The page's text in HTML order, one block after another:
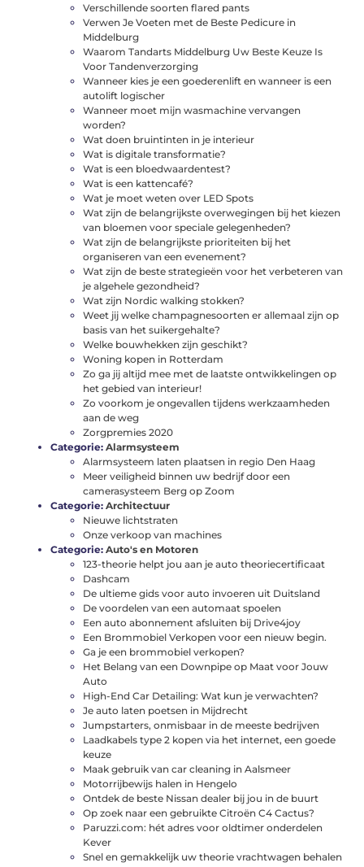
Verschillende soorten flared pants
Verwen Je Voeten met de Beste Pedicure in
Middelburg
Waarom Tandarts Middelburg Uw Beste Keuze Is
Voor Tandenverzorging
Wanneer kies je een goederenlift en wanneer is een
autolift logischer
Wanneer moet mijn wasmachine vervangen
worden?
Wat doen bruintinten in je interieur
Wat is digitale transformatie?
Wat is een bloedwaardentest?
Wat is een kattencafé?
Wat je moet weten over LED Spots
Wat zijn de belangrijkste overwegingen bij het kiezen
van bloemen voor speciale gelegenheden?
Wat zijn de belangrijkste prioriteiten bij het
organiseren van een evenement?
Wat zijn de beste strategieën voor het verbeteren van
je algehele gezondheid?
Wat zijn Nordic walking stokken?
Weet jij welke champagnesoorten er allemaal zijn op
basis van het suikergehalte?
Welke bouwhekken zijn geschikt?
Woning kopen in Rotterdam
Zo ga jij altijd mee met de laatste ontwikkelingen op
het gebied van interieur!
Zo voorkom je ongevallen tijdens werkzaamheden
aan de weg
Zorgpremies 2020
Categorie: Alarmsysteem
Alarmsysteem laten plaatsen in regio Den Haag
Meer veiligheid binnen uw bedrijf door een
camerasysteem Berg op Zoom
Categorie: Architectuur
Nieuwe lichtstraten
Onze verkoop van machines
Categorie: Auto's en Motoren
123-theorie helpt jou aan je auto theoriecertificaat
Dashcam
De ultieme gids voor auto invoeren uit Duitsland
De voordelen van een automaat spoelen
Een auto abonnement afsluiten bij Drive4joy
Een Brommobiel Verkopen voor een nieuw begin.
Ga je een brommobiel verkopen?
Het Belang van een Downpipe op Maat voor Jouw
Auto
High-End Car Detailing: Wat kun je verwachten?
Je auto laten poetsen in Mijdrecht
Jumpstarters, onmisbaar in de meeste bedrijven
Laadkabels type 2 kopen via het internet, een goede
keuze
Maak gebruik van car cleaning in Aalsmeer
Motorrijbewijs halen in Hengelo
Ontdek de beste Nissan dealer bij jou in de buurt
Op zoek naar een gebruikte Citroën C4 Cactus?
Paruzzi.com: hét adres voor oldtimer onderdelen
Kever
Snel en gemakkelijk uw theorie vrachtwagen behalen